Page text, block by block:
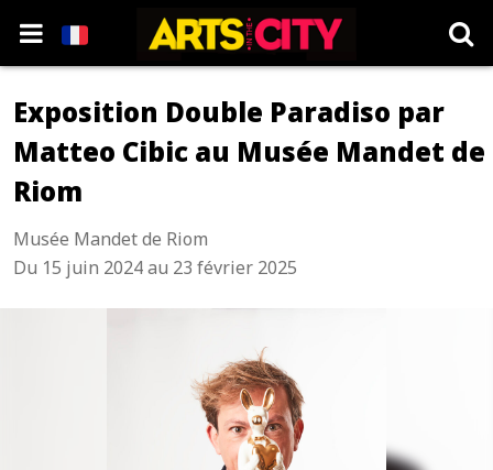
Exposition Double Paradiso par
Matteo Cibic au Musée Mandet de
Riom
Musée Mandet de Riom
Du 15 juin 2024 au 23 février 2025